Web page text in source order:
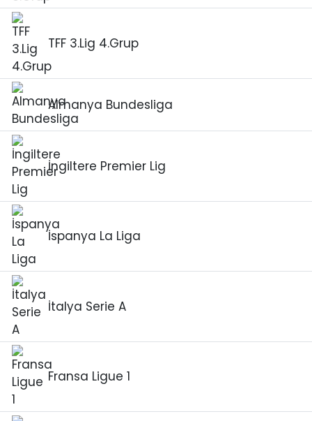
TFF 3.Lig 4.Grup
Almanya Bundesliga
İngiltere Premier Lig
İspanya La Liga
İtalya Serie A
Fransa Ligue 1